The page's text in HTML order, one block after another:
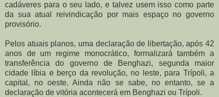
cadáveres para o seu lado, e talvez usem isso como parte
da sua atual reivindicação por mais espaço no governo
provisório.
Pelos atuais planos, uma declaração de libertação, após 42
anos de um regime monocrático, formalizará também a
transferência do governo de Benghazi, segunda maior
cidade líbia e berço da revolução, no leste, para Trípoli, a
capital, no oeste. Ainda não se sabe, no entanto, se a
declaração de vitória acontecerá em Benghazi ou Trípoli.